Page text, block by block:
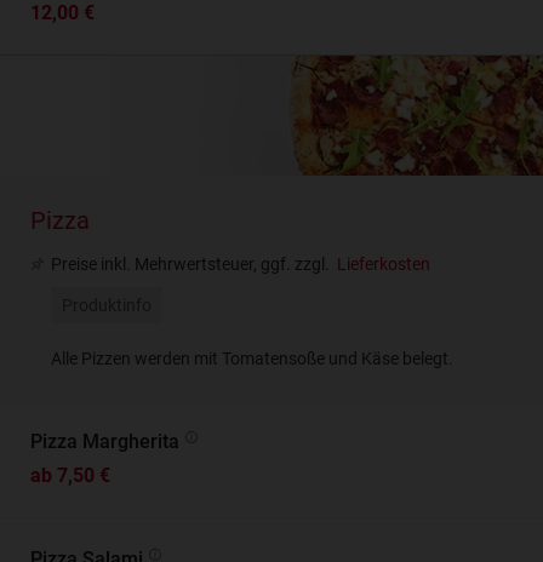
12,00 €
Pizza
Preise inkl. Mehrwertsteuer, ggf. zzgl. Lieferkosten
Alle Pizzen werden mit Tomatensoße und Käse belegt.
Pizza Margherita
ab 7,50 €